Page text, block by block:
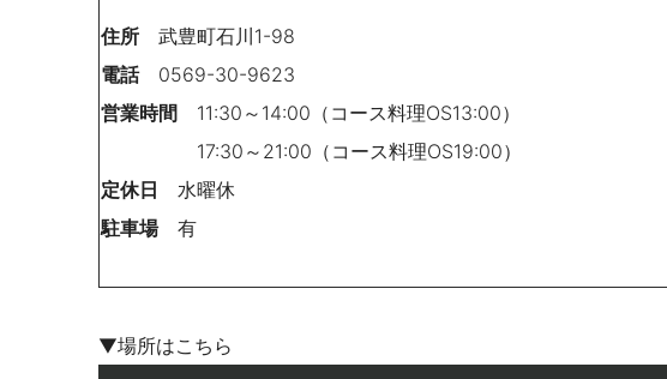
住所 武豊町石川1-98
電話0569-30-9623
営業時間 11:30～14:00（コース料理OS13:00）
17:30～21:00（コース料理OS19:00）
定休日 水曜休
駐車場有
▼場所はこちら